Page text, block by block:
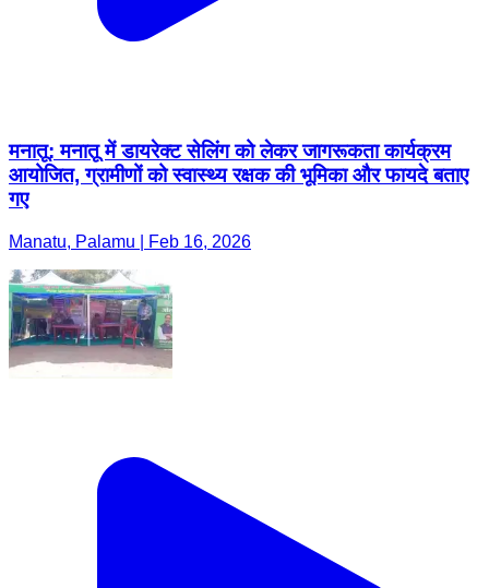
मनातू: मनातू में डायरेक्ट सेलिंग को लेकर जागरूकता कार्यक्रम
आयोजित, ग्रामीणों को स्वास्थ्य रक्षक की भूमिका और फायदे बताए
गए
Manatu, Palamu | Feb 16, 2026